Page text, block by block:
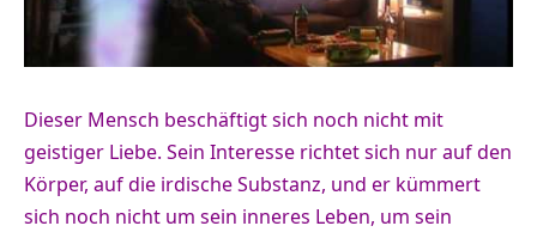
Dieser Mensch beschäftigt sich noch nicht mit
geistiger Liebe. Sein Interesse richtet sich nur auf den
Körper, auf die irdische Substanz, und er kümmert
sich noch nicht um sein inneres Leben, um sein